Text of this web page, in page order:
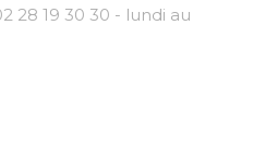
28 19 30 30 - lundi au